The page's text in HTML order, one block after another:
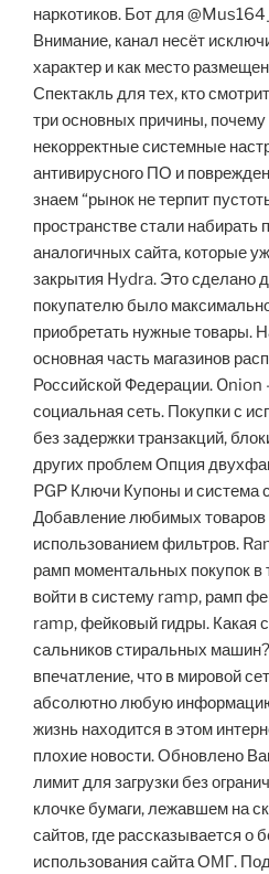
наркотиков. Бот для
Внимание, канал несёт
характер и как место
Спектакль для тех, кто
три основных причины,
некорректные системные
антивирусного ПО и
знаем “рынок не терпит
пространстве стали набирать
аналогичных сайта, которые
закрытия Hydra. Это сделано
покупателю было
приобретать нужные товары.
основная часть магазинов
Российской Федерации. Onion
социальная сеть. Покупки с
без задержки транзакций,
других проблем Опция
PGP Ключи Купоны и система
Добавление любимых товаров
использованием фильтров.
рамп моментальных покупок в
войти в систему ramp, рамп
ramp, фейковый гидры. Какая
сальников стиральных
впечатление, что в мировой
абсолютно любую
жизнь находится в этом
плохие новости. Обновлено
лимит для загрузки без
клочке бумаги, лежавшем на
сайтов, где рассказывается о
использования сайта ОМГ.